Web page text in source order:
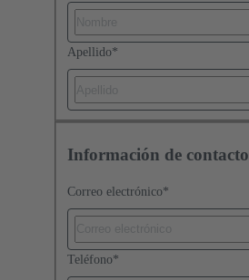
Apellido*
Información de contacto
Correo electrónico*
Teléfono*